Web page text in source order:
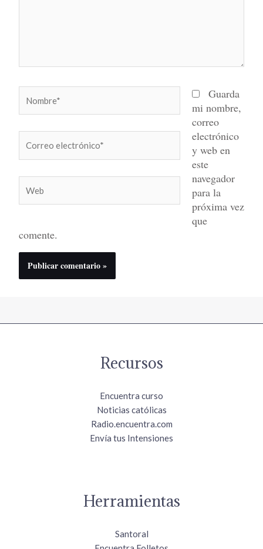
electrónico*
Guarda
mi nombre,
correo
electrónico
y web en
este
navegador
para la
próxima vez
que
comente.
Recursos
Encuentra curso
Noticias católicas
Radio.encuentra.com
Envía tus Intensiones
Herramientas
Santoral